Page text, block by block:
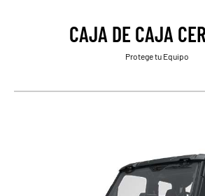
CAJA DE CAJA
Protege tu Equipo